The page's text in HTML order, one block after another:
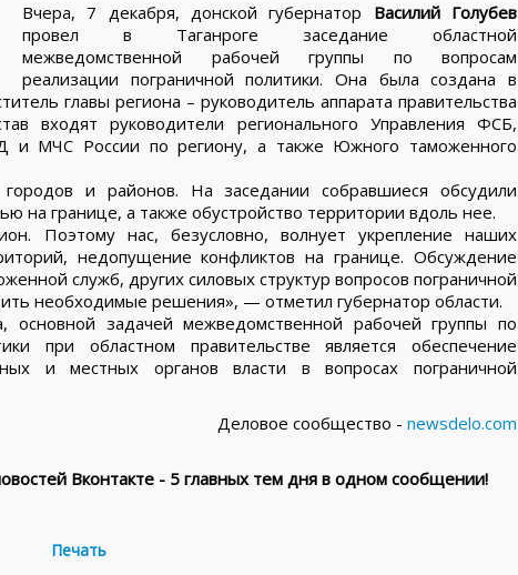
Вчера, 7 декабря, донской губернатор Василий Голубев
провел в Таганроге заседание областной
межведомственной рабочей группы по вопросам
реализации пограничной политики. Она была создана в
главы региона – руководитель аппарата правительства
входят руководители регионального Управления ФСБ,
и МЧС России по региону, а также Южного таможенного
и районов. На заседании собравшиеся обсудили
на границе, а также обустройство территории вдоль нее.
Поэтому нас, безусловно, волнует укрепление наших
недопущение конфликтов на границе. Обсуждение
служб, других силовых структур вопросов пограничной
необходимые решения», — отметил губернатор области.
основной задачей межведомственной рабочей группы по
при областном правительстве является обеспечение
и местных органов власти в вопросах пограничной
Деловое сообщество - newsdelo.com
Вконтакте - 5 главных тем дня в одном сообщении!
Печать